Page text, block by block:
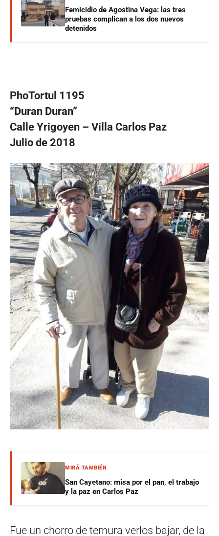
Femicidio de Agostina Vega: las tres
pruebas complican a los dos nuevos
detenidos
PhoTortul 1195
“Duran Duran”
Calle Yrigoyen – Villa Carlos Paz
Julio de 2018
MIRÁ TAMBIÉN
San Cayetano: misa por el pan, el trabajo
y la paz en Carlos Paz
Fue un chorro de ternura verlos bajar, de la